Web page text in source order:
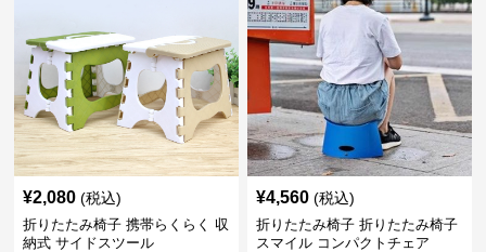
¥2,080 (税込)
折りたたみ椅子 携帯らくらく 収
納式 サイドスツール
¥4,560 (税込)
折りたたみ椅子 折りたたみ椅子
スマイル コンパクトチェア